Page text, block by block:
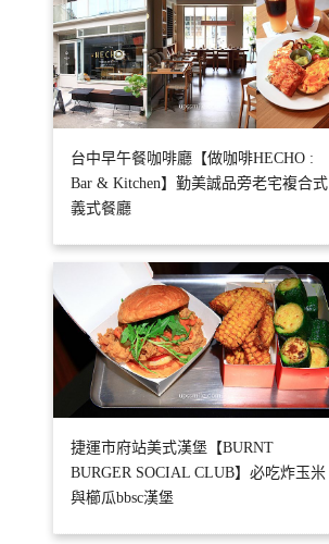
台中早午餐咖啡廳【做咖啡HECHO :
Bar & Kitchen】勤美誠品旁老宅複合式
義式餐廳
捷運市府站美式漢堡【BURNT
BURGER SOCIAL CLUB】必吃炸玉米
與櫛瓜bbsc漢堡